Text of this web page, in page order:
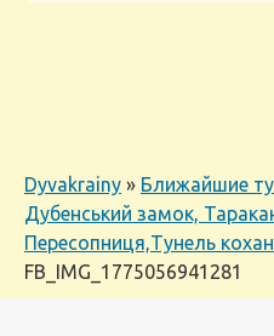
Dyvakrainy » Ближайшие
Дубенський замок,
Пересопниця,Тунель
FB_IMG_1775056941281